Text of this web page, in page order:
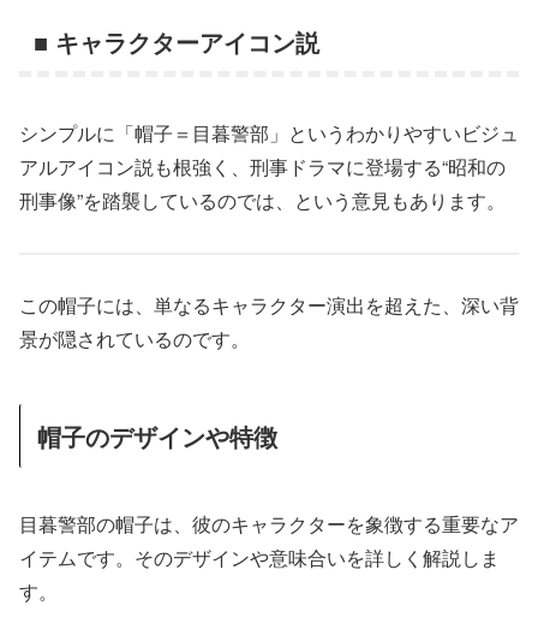
■ キャラクターアイコン説
シンプルに「帽子＝目暮警部」というわかりやすいビジュ
アルアイコン説も根強く、刑事ドラマに登場する“昭和の
刑事像”を踏襲しているのでは、という意見もあります。
この帽子には、単なるキャラクター演出を超えた、深い背
景が隠されているのです。
帽子のデザインや特徴
目暮警部の帽子は、彼のキャラクターを象徴する重要なア
イテムです。そのデザインや意味合いを詳しく解説しま
す。